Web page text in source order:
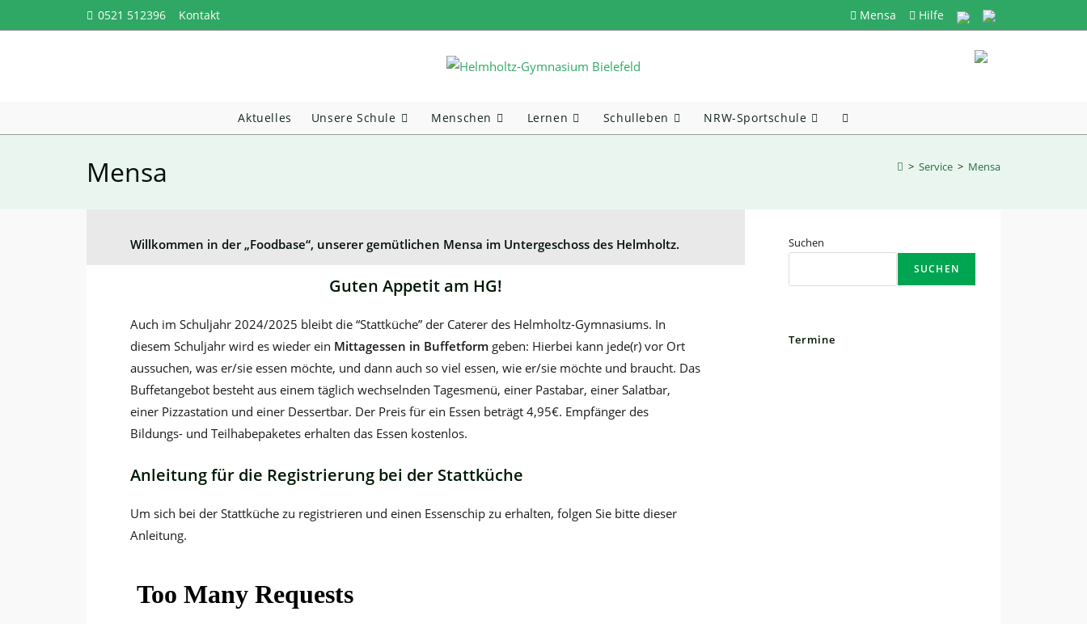
Inhalt
Mensa Hilfe
0521 512396 Kontakt
Aktuelles Unsere Schule Menschen Lernen Schulleben NRW-Sportschule Website-
Mensa > Service > Mensa
Willkommen in der „Foodbase“, unserer gemütlichen Mensa im Untergeschoss des Helmholtz.
Guten Appetit am HG!
Auch im Schuljahr 2024/2025 bleibt die “Stattküche” der Caterer des Helmholtz-Gymnasiums. In
diesem Schuljahr wird es wieder ein Mittagessen in Buffetform geben: Hierbei kann jede(r) vor Ort
aussuchen, was er/sie essen möchte, und dann auch so viel essen, wie er/sie möchte und braucht. Das
Buffetangebot besteht aus einem täglich wechselnden Tagesmenü, einer Pastabar, einer Salatbar,
einer Pizzastation und einer Dessertbar. Der Preis für ein Essen beträgt 4,95€. Empfänger des
Bildungs- und Teilhabepaketes erhalten das Essen kostenlos.
Anleitung für die Registrierung bei der Stattküche
Um sich bei der Stattküche zu registrieren und einen Essenschip zu erhalten, folgen Sie bitte dieser
Anleitung.
PDF-
Suchen
SUCHEN
Termine